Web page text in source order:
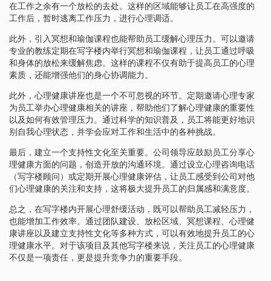
在工作之余有一个放松的去处。这样的区域能够让员工在高强度的
工作后，暂时逃离工作压力，进行心理调适。
此外，引入冥想和瑜伽课程也能帮助员工缓解心理压力。可以邀请
专业的教练定期在写字楼内举行冥想和瑜伽课程，让员工通过呼吸
和身体的放松来缓解焦虑。这样的课程不仅有助于提高员工的心理
素质，还能增强他们的身心协调能力。
此外，心理健康讲座也是一个不可忽视的环节。定期邀请心理专家
为员工举办心理健康相关的讲座，帮助他们了解心理健康的重要性
以及如何有效管理压力。通过科学的知识普及，员工将能更好地识
别自我心理状态，并学会应对工作和生活中的各种挑战。
最后，建立一个支持性文化至关重要。公司领导应鼓励员工分享心
理健康方面的问题，创造开放的沟通环境。通过设立心理咨询电话
（写字楼顾问）或定期开展心理健康评估，让员工感受到公司对他
们心理健康的关注和支持，这将极大提升员工的归属感和满意度。
总之，在写字楼内开展心理舒缓活动，既可以帮助员工减轻压力，
也能增加工作效率。通过团队建设、放松区域、冥想课程、心理健
康讲座以及建立支持性文化等多种方式，可以有效地提升员工的心
理健康水平。对于该项目及其他写字楼来说，关注员工的心理健康
不仅是一项责任，更是提升竞争力的重要手段。